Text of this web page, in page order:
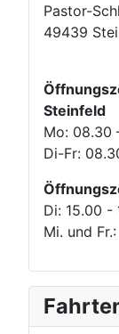
Pastor-
49439
Steinfeld
Mo: 08.30
Di-Fr:
Di: 15.00 -
Mi. und